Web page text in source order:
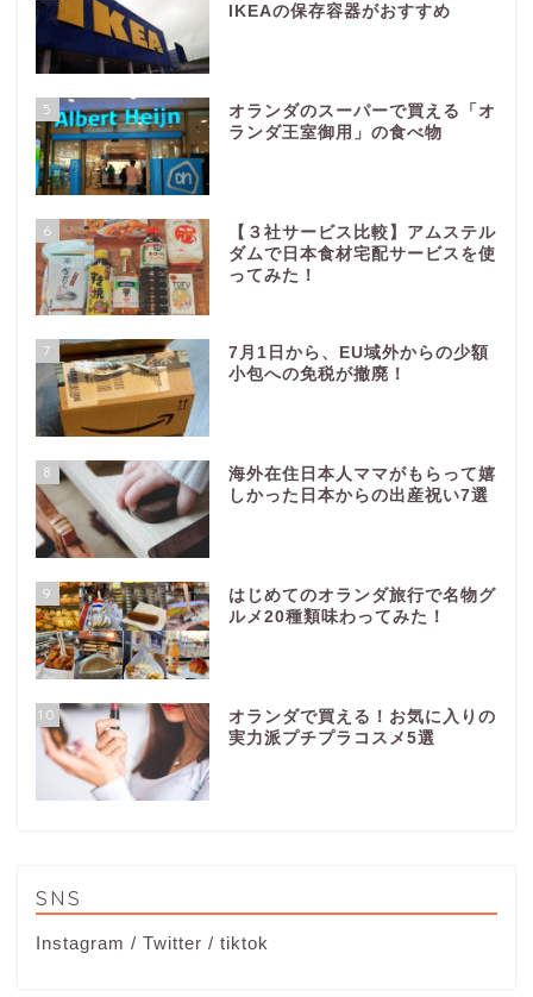
IKEAの保存容器がおすすめ
5
オランダのスーパーで買える「オ
ランダ王室御用」の食べ物
6
【３社サービス比較】アムステル
ダムで日本食材宅配サービスを使
ってみた！
7
7月1日から、EU域外からの少額
小包への免税が撤廃！
8
海外在住日本人ママがもらって嬉
しかった日本からの出産祝い7選
9
はじめてのオランダ旅行で名物グ
ルメ20種類味わってみた！
10
オランダで買える！お気に入りの
実力派プチプラコスメ5選
SNS
Instagram / Twitter / tiktok